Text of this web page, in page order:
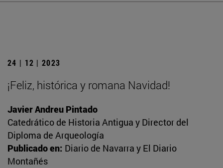
24 | 12 | 2023
¡Feliz, histórica y romana Navidad!
Javier Andreu Pintado
Catedrático de Historia Antigua y Director del
Diploma de Arqueología
Publicado en: Diario de Navarra y El Diario
Montañés